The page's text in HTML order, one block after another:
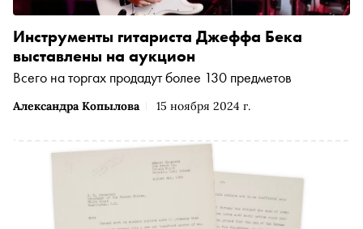
Александра Копылова 15 ноября 2024 г.
Инструменты гитариста Джеффа Бека
выставлены на аукцион
Всего на торгах продадут более 130 предметов